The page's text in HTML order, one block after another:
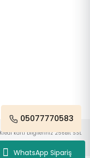
WhatsApp Sipariş
05077770583
kartı bilgileriniz 256Bit SSL